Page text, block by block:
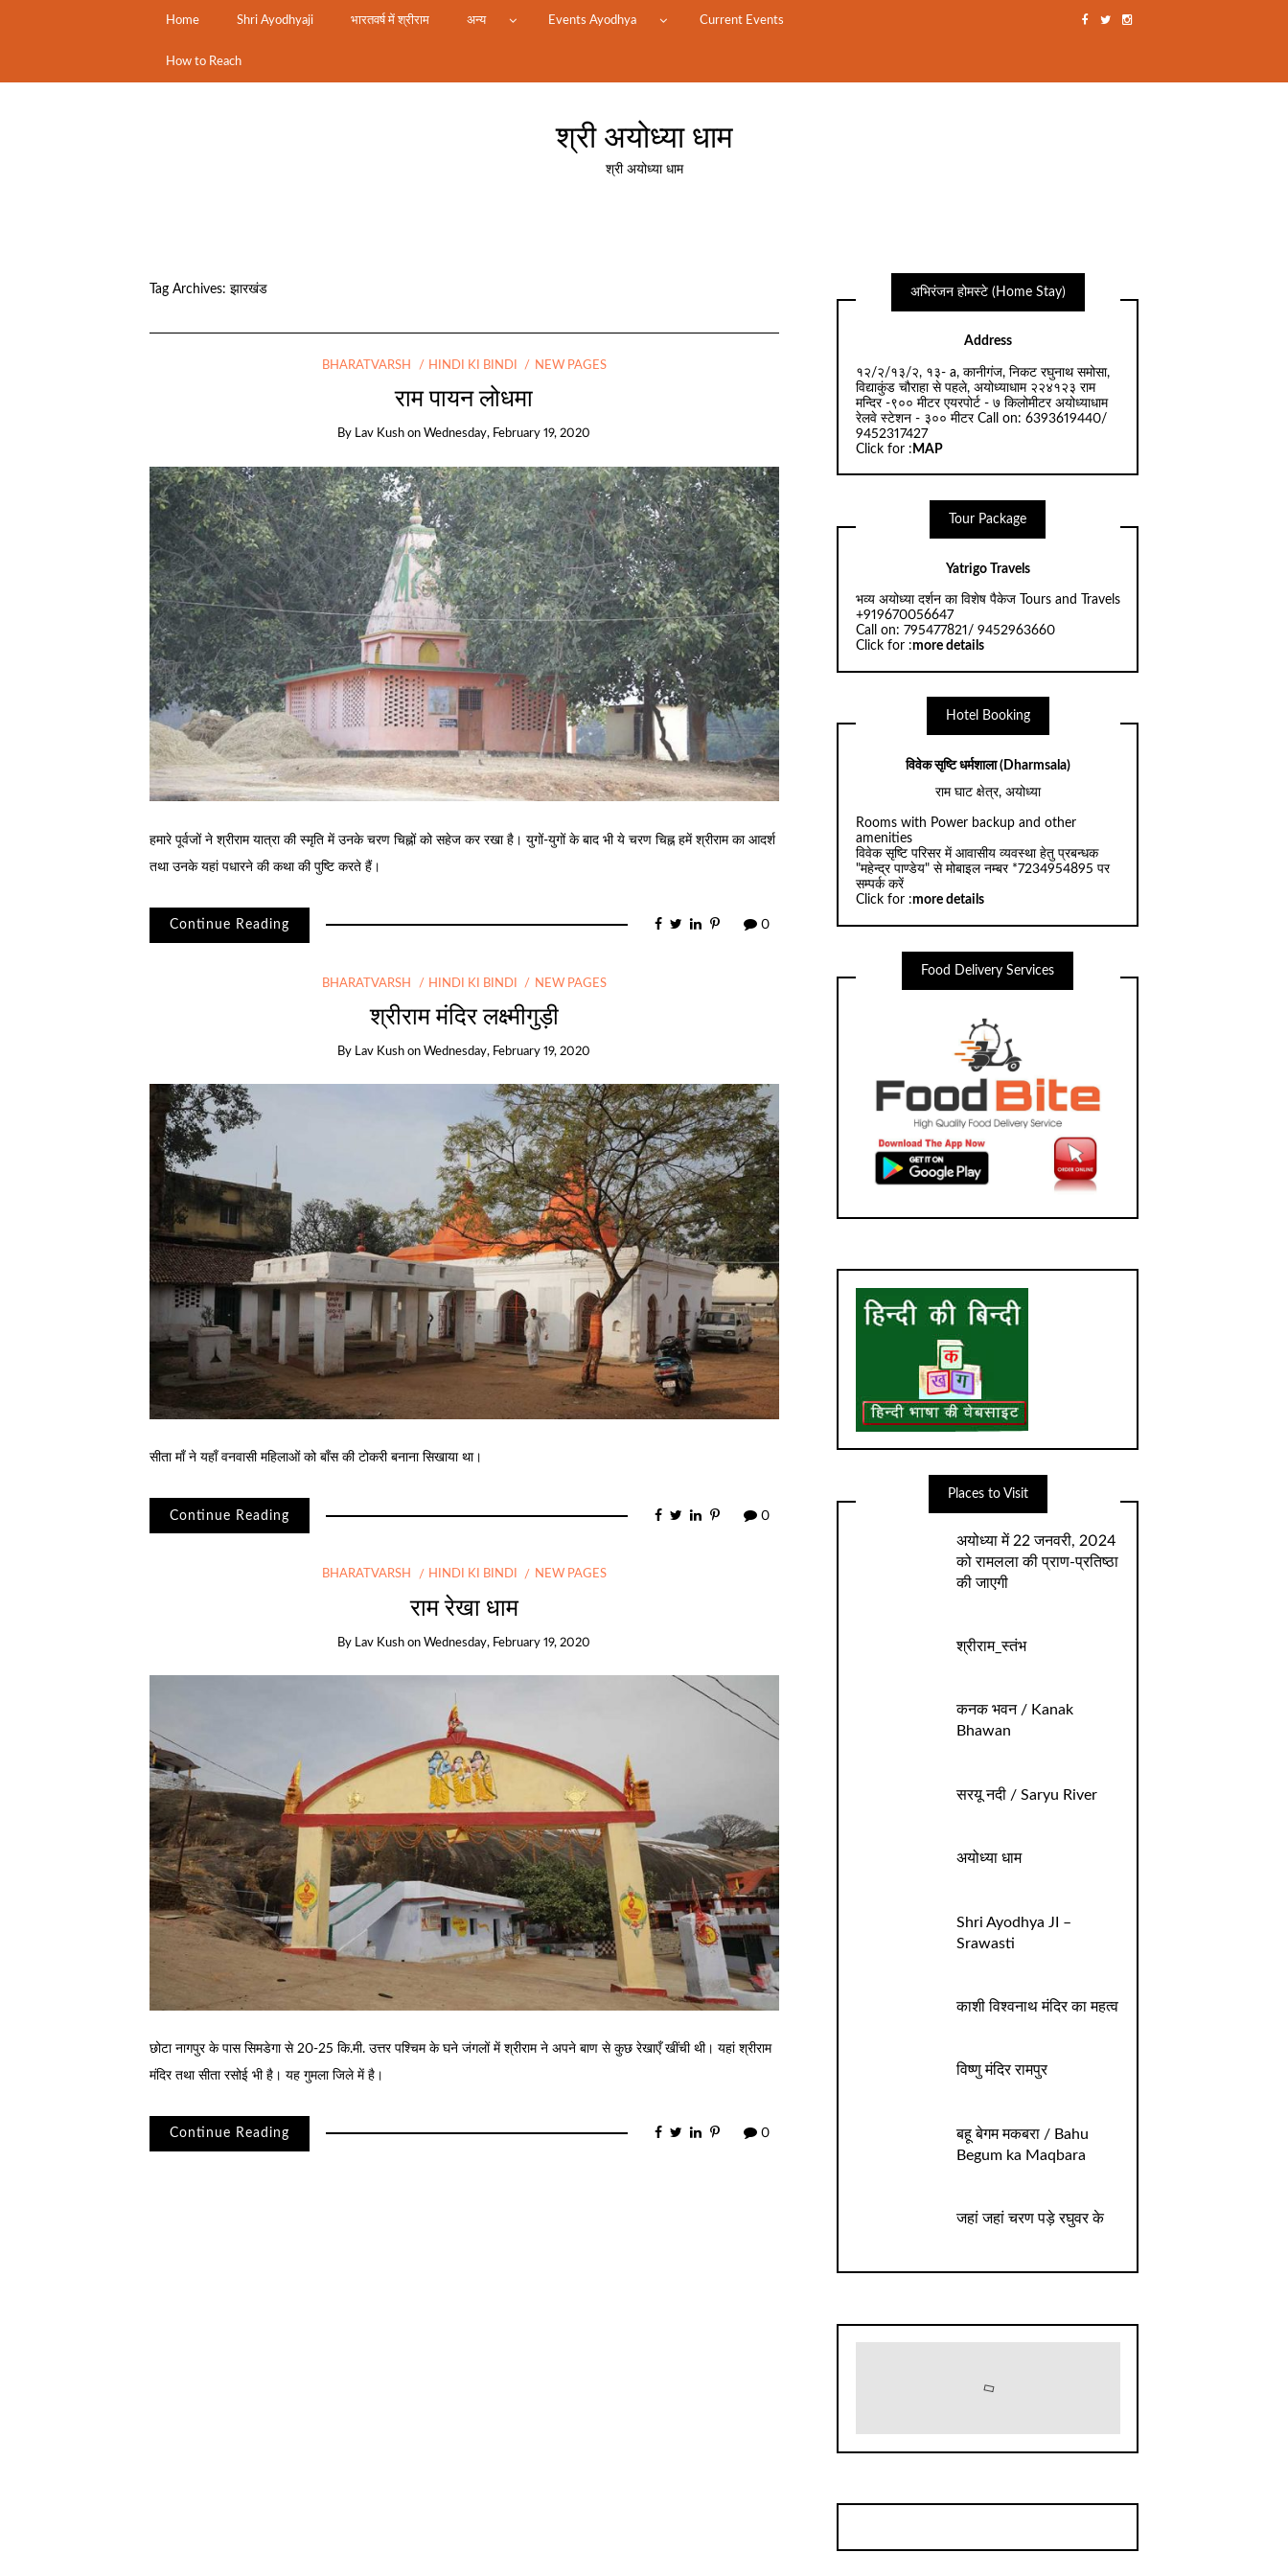
Home Shri Ayodhyaji भारतवर्ष में श्रीराम अन्य Events Ayodhya Current Events
How to Reach
श्री अयोध्या धाम
श्री अयोध्या धाम
Tag Archives: झारखंड
BHARATVARSH HINDI KI BINDI NEW PAGES
राम पायन लोधमा
By Lav Kush on Wednesday, February 19, 2020
हमारे पूर्वजों ने श्रीराम यात्रा की स्मृति में उनके चरण चिह्नों को सहेज कर रखा है। युगों-युगों के बाद भी ये चरण चिह्न हमें श्रीराम का आदर्श
तथा उनके यहां पधारने की कथा की पुष्टि करते हैं।
Continue Reading 0
BHARATVARSH HINDI KI BINDI NEW PAGES
श्रीराम मंदिर लक्ष्मीगुड़ी
By Lav Kush on Wednesday, February 19, 2020
सीता माँ ने यहाँ वनवासी महिलाओं को बाँस की टोकरी बनाना सिखाया था।
Continue Reading 0
BHARATVARSH HINDI KI BINDI NEW PAGES
राम रेखा धाम
By Lav Kush onWednesday, February 19, 2020
छोटा नागपुर के पास सिमडेगा से 20-25 कि.मी. उत्तर पश्चिम के घने जंगलों में श्रीराम ने अपने बाण से कुछ रेखाएँ खींची थी। यहां श्रीराम
मंदिर तथा सीता रसोई भी है। यह गुमला जिले में है।
Continue Reading 0
अभिरंजन होमस्टे (Home Stay)
Address
१२/२/१३/२, १३- a, कानीगंज, निकट रघुनाथ समोसा,
विद्याकुंड चौराहा से पहले, अयोध्याधाम २२४१२३ राम
मन्दिर -९०० मीटर एयरपोर्ट - ७ किलोमीटर अयोध्याधाम
रेलवे स्टेशन - ३०० मीटर Call on: 6393619440/
9452317427
Click for : MAP
Tour Package
Yatrigo Travels
भव्य अयोध्या दर्शन का विशेष पैकेज Tours and Travels
+919670056647
Call on: 795477821/ 9452963660
Click for :more details
Hotel Booking
विवेक सृष्टि धर्मशाला (Dharmsala)
राम घाट क्षेत्र, अयोध्या
Rooms with Power backup and other
amenities
विवेक सृष्टि परिसर में आवासीय व्यवस्था हेतु प्रबन्धक
"महेन्द्र पाण्डेय" से मोबाइल नम्बर *7234954895 पर
सम्पर्क करें
Click for :more details
Food Delivery Services
Places to Visit
अयोध्‍या में 22 जनवरी, 2024
को रामलला की प्राण-प्रतिष्‍ठा
की जाएगी
श्रीराम_स्तंभ
कनक भवन / Kanak
Bhawan
सरयू नदी / Saryu River
अयोध्या धाम
Shri Ayodhya JI –
Srawasti
काशी विश्वनाथ मंदिर का महत्व
विष्णु मंदिर रामपुर
बहू बेगम मकबरा / Bahu
Begum ka Maqbara
जहां जहां चरण पड़े रघुवर के